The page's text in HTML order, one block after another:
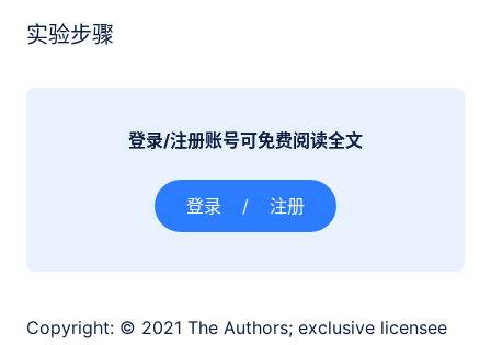
实验步骤
登录/注册账号可免费阅读全文
登录 / 注册
Copyright: © 2021 The Authors; exclusive licensee